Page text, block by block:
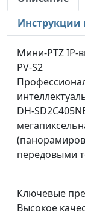
Мини-PTZ IP-
PV-S2
DH-
передовыми
Ключевые
Высокое